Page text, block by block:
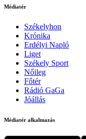
Médiatér
Székelyhon
Krónika
Erdélyi Napló
Liget
Székely Sport
Nőileg
Főtér
Rádió GaGa
Jóállás
Médiatér alkalmazás